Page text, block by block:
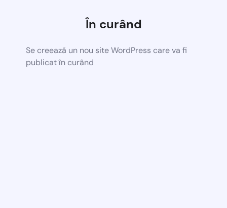
În curând
Se creează un nou site WordPress care va fi
publicat în curând